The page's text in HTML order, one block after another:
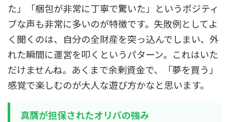
た」「梱包が非常に丁寧で驚いた」というポジティ
ブな声も非常に多いのが特徴です。失敗例としてよ
く聞くのは、自分の全財産を突っ込んでしまい、外
れた瞬間に運営を叩くというパターン。これはいた
だけませんね。あくまで余剰資金で、「夢を買う」
感覚で楽しむのが大人な遊び方かなと思います。
真贋が担保されたオリパの強み